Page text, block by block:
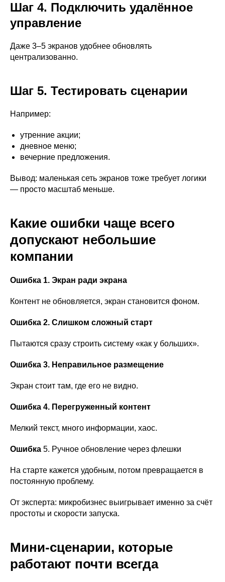
Шаг 4. Подключить удалённое
управление
Даже 3–5 экранов удобнее обновлять
централизованно.
Шаг 5. Тестировать сценарии
Например:
утренние акции;
дневное меню;
вечерние предложения.
Вывод: маленькая сеть экранов тоже требует логики
— просто масштаб меньше.
Какие ошибки чаще всего
допускают небольшие
компании
Ошибка 1. Экран ради экрана
Контент не обновляется, экран становится фоном.
Ошибка 2. Слишком сложный старт
Пытаются сразу строить систему «как у больших».
Ошибка 3. Неправильное размещение
Экран стоит там, где его не видно.
Ошибка 4. Перегруженный контент
Мелкий текст, много информации, хаос.
Ошибка 5. Ручное обновление через флешки
На старте кажется удобным, потом превращается в
постоянную проблему.
От эксперта: микробизнес выигрывает именно за счёт
простоты и скорости запуска.
Мини-сценарии, которые
работают почти всегда